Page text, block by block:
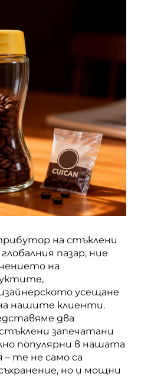
на стъклени
пазар, ние
на
усещане
на нашите клиенти.
два
запечатани
популярни в нашата
те не само са
но и мощни